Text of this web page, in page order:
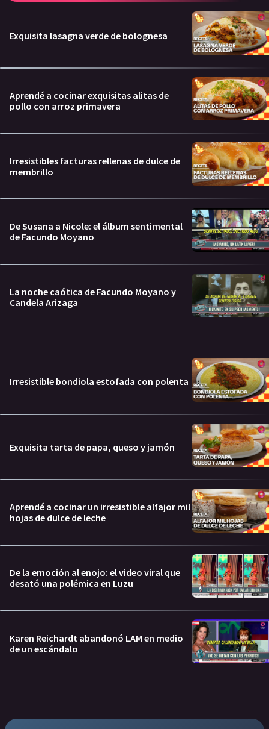
Exquisita lasagna verde de bolognesa
Aprendé a cocinar exquisitas alitas de
pollo con arroz primavera
Irresistibles facturas rellenas de dulce de
membrillo
De Susana a Nicole: el álbum sentimental
de Facundo Moyano
La noche caótica de Facundo Moyano y
Candela Arizaga
Irresistible bondiola estofada con polenta
Exquisita tarta de papa, queso y jamón
Aprendé a cocinar un irresistible alfajor mil
hojas de dulce de leche
De la emoción al enojo: el video viral que
desató una polémica en Luzu
Karen Reichardt abandonó LAM en medio
de un escándalo